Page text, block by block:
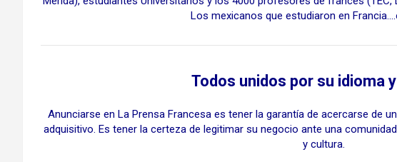
Los mexicanos que estudiaron en
Todos unidos por su idioma
Anunciarse en La Prensa Francesa es tener la garantía de acercarse de
adquisitivo. Es tener la certeza de legitimar su negocio ante una
y cultura.